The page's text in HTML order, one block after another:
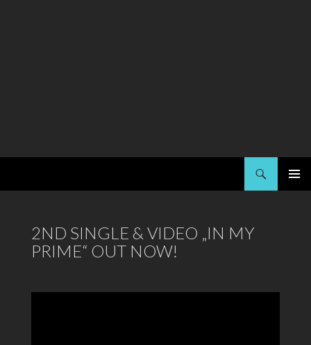
2ND SINGLE & VIDEO „IN MY
PRIME“ OUT NOW!